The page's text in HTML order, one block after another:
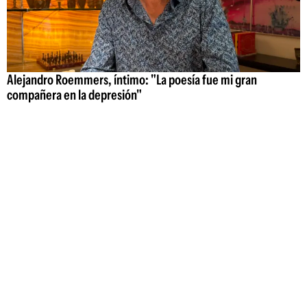
Alejandro Roemmers, íntimo: "La poesía fue mi gran
compañera en la depresión"